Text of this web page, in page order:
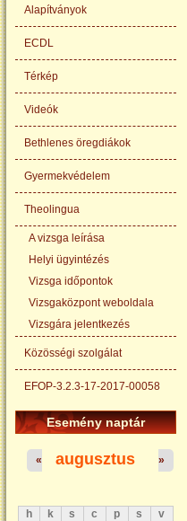
Alapítványok
ECDL
Térkép
Videók
Bethlenes öregdiákok
Gyermekvédelem
Theolingua
A vizsga leírása
Helyi ügyintézés
Vizsga időpontok
Vizsgaközpont weboldala
Vizsgára jelentkezés
Közösségi szolgálat
EFOP-3.2.3-17-2017-00058
Esemény naptár
augusztus
« »
h k s c p s
v